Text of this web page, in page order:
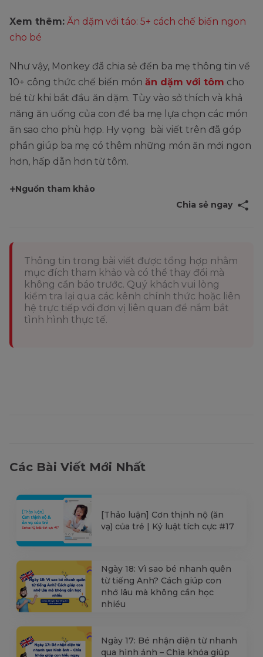
Xem thêm: Ăn dặm với táo: 5+ cách chế biến ngon
cho bé
Như vậy, Monkey đã chia sẻ đến ba mẹ thông tin về
10+ công thức chế biến món ăn dặm với tôm cho
bé từ khi bắt đầu ăn dặm. Tùy vào sở thích và khả
năng ăn uống của con để ba mẹ lựa chọn các món
ăn sao cho phù hợp. Hy vọng bài viết trên đã góp
phần giúp ba mẹ có thêm những món ăn mới ngon
hơn, hấp dẫn hơn từ tôm.
Nguồn tham khảo
Chia sẻ ngay
Thông tin trong bài viết được tổng hợp nhằm
mục đích tham khảo và có thể thay đổi mà
không cần báo trước. Quý khách vui lòng
kiểm tra lại qua các kênh chính thức hoặc liên
hệ trực tiếp với đơn vị liên quan để nắm bắt
tình hình thực tế.
Các Bài Viết Mới Nhất
[Thảo luận] Cơn thịnh nộ (ăn
vạ) của trẻ | Kỷ luật tích cực #17
Ngày 18: Vì sao bé nhanh quên
từ tiếng Anh? Cách giúp con
nhớ lâu mà không cần học
nhiều
Ngày 17: Bé nhận diện từ nhanh
qua hình ảnh – Chìa khóa giúp